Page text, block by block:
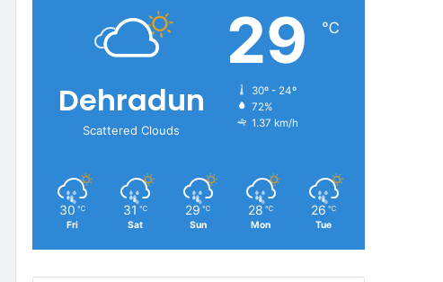
Dehradun
Scattered Clouds
29 ℃
30º - 24º
72%
1.37 km/h
30 ℃
Fri
31 ℃
Sat
29 ℃
Sun
28 ℃
Mon
26 ℃
Tue